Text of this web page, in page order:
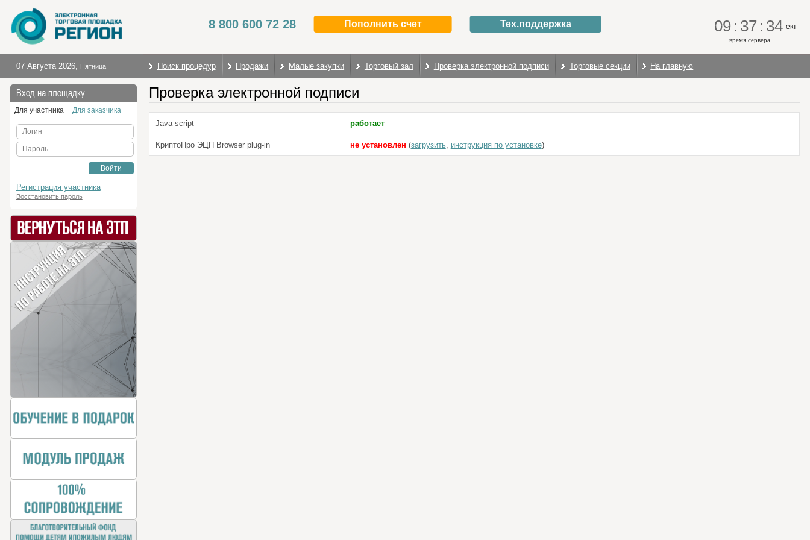
8 800 600 72 28 Пополнить счет Тех.поддержка 09 : 37 : 34 ект
время сервера
07 Августа 2026, Пятница Поиск процедур Продажи Малые закупки Торговый зал Проверка электронной подписи Торговые секции На главную
Вход на площадку
Для участника Для заказчика
Логин
Пароль
Войти
Регистрация участника
Восстановить пароль
Проверка электронной подписи
Java script работает
КриптоПро ЭЦП Browser plug-in не установлен (загрузить, инструкция по установке)